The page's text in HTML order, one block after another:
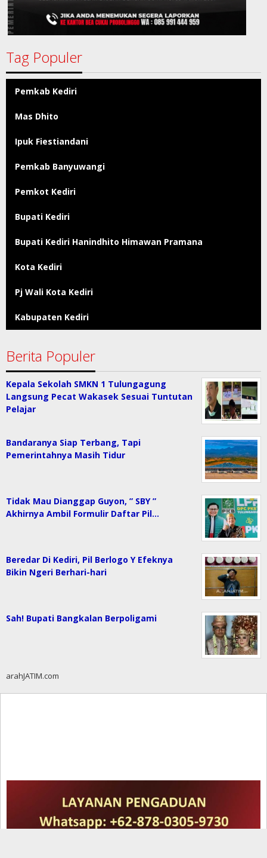
Tag Populer
Pemkab Kediri
Mas Dhito
Ipuk Fiestiandani
Pemkab Banyuwangi
Pemkot Kediri
Bupati Kediri
Bupati Kediri Hanindhito Himawan Pramana
Kota Kediri
Pj Wali Kota Kediri
Kabupaten Kediri
Berita Populer
Kepala Sekolah SMKN 1 Tulungagung
Langsung Pecat Wakasek Sesuai Tuntutan
Pelajar
Bandaranya Siap Terbang, Tapi
Pemerintahnya Masih Tidur
Tidak Mau Dianggap Guyon, ” SBY ”
Akhirnya Ambil Formulir Daftar Pil…
Beredar Di Kediri, Pil Berlogo Y Efeknya
Bikin Ngeri Berhari-hari
Sah! Bupati Bangkalan Berpoligami
arahJATIM.com